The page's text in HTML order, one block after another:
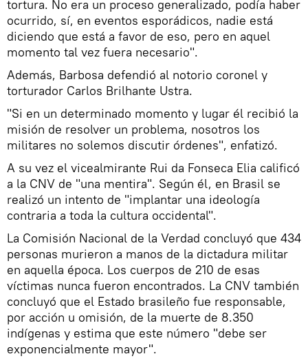
tortura. No era un proceso generalizado, podía haber
ocurrido, sí, en eventos esporádicos, nadie está
diciendo que está a favor de eso, pero en aquel
momento tal vez fuera necesario".
Además, Barbosa defendió al notorio coronel y
torturador Carlos Brilhante Ustra.
"Si en un determinado momento y lugar él recibió la
misión de resolver un problema, nosotros los
militares no solemos discutir órdenes", enfatizó.
A su vez el vicealmirante Rui da Fonseca Elia calificó
a la CNV de "una mentira". Según él, en Brasil se
realizó un intento de "implantar una ideología
contraria a toda la cultura occidental".
La Comisión Nacional de la Verdad concluyó que 434
personas murieron a manos de la dictadura militar
en aquella época. Los cuerpos de 210 de esas
víctimas nunca fueron encontrados. La CNV también
concluyó que el Estado brasileño fue responsable,
por acción u omisión, de la muerte de 8.350
indígenas y estima que este número "debe ser
exponencialmente mayor".